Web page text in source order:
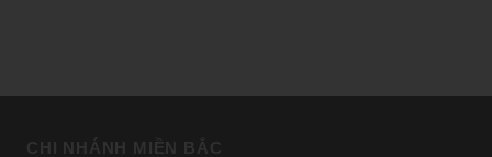
CHI NHÁNH MIỀN BẮC